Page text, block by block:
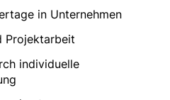
in Unternehmen
Projektarbeit
individuelle